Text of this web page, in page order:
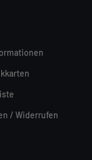
/ Widerrufen